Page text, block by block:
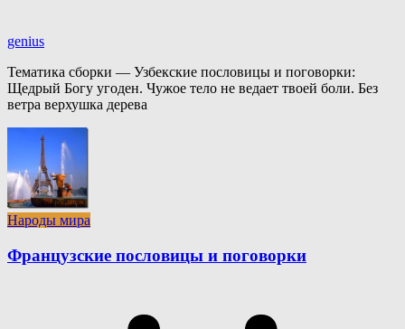
genius
Тематика сборки — Узбекские пословицы и поговорки:
Щедрый Богу угоден. Чужое тело не ведает твоей боли. Без
ветра верхушка дерева
Народы мира
Французские пословицы и поговорки